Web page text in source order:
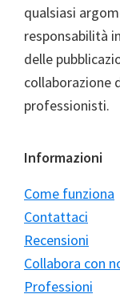
qualsiasi
responsabilità
delle
collaborazione
professionisti.
Informazioni
Come funziona
Contattaci
Recensioni
Collabora con
Professioni